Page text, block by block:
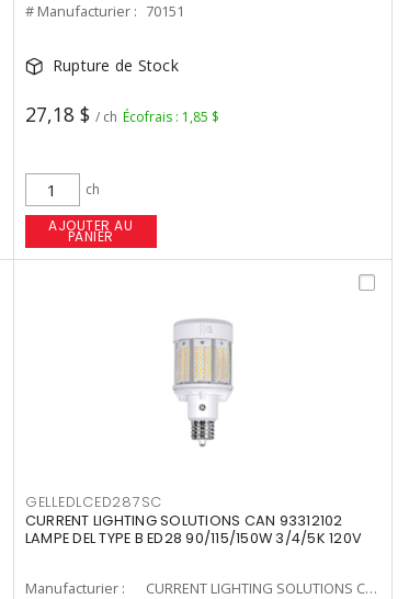
# Manufacturier : 70151
Rupture de Stock
27,18 $ / ch Écofrais : 1,85 $
ch
AJOUTER AU
PANIER
GELLEDLCED287SC
CURRENT LIGHTING SOLUTIONS CAN 93312102
LAMPE DEL TYPE B ED28 90/115/150W 3/4/5K 120V
Manufacturier :
CURRENT LIGHTING SOLUTIONS CAN